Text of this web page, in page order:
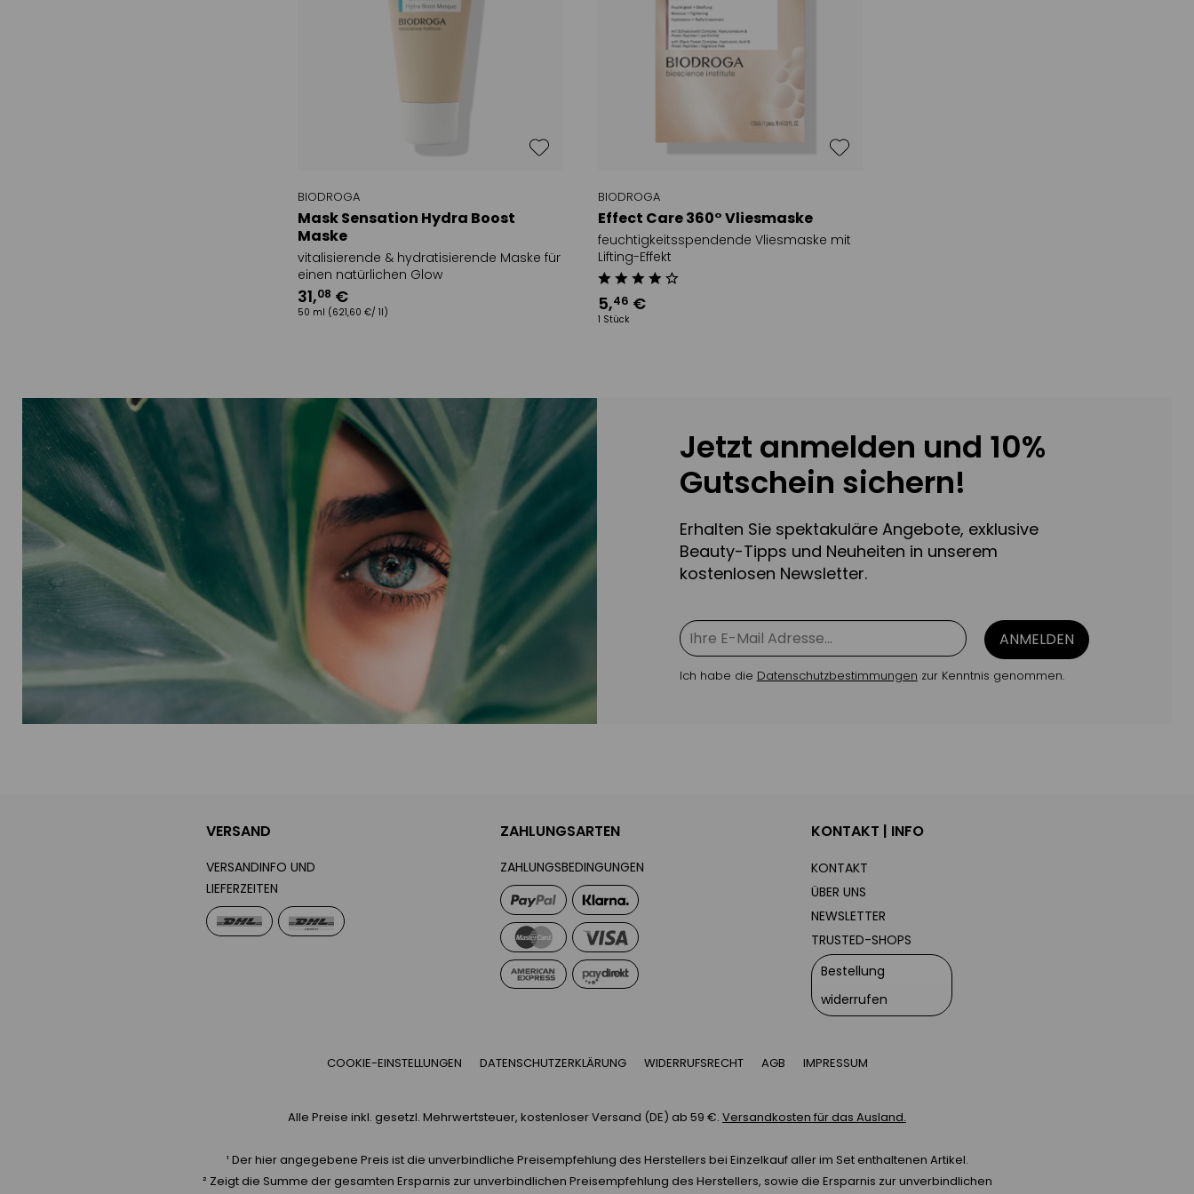
BIODROGA
Mask Sensation Hydra Boost
Maske
vitalisierende & hydratisierende Maske für
einen natürlichen Glow
31,08 €
50 ml (621,60 €/ 1l)
BIODROGA
Effect Care 360° Vliesmaske
feuchtigkeitsspendende Vliesmaske mit
Lifting-Effekt
5,46 €
1 Stück
Jetzt anmelden und 10%
Gutschein sichern!
Erhalten Sie spektakuläre Angebote, exklusive
Beauty-Tipps und Neuheiten in unserem
kostenlosen Newsletter.
ANMELDEN
Ich habe die Datenschutzbestimmungen zur Kenntnis genommen.
VERSAND
VERSANDINFO UND
LIEFERZEITEN
ZAHLUNGSARTEN
ZAHLUNGSBEDINGUNGEN
KONTAKT | INFO
KONTAKT
ÜBER UNS
NEWSLETTER
TRUSTED-SHOPS
Bestellung
widerrufen
COOKIE-EINSTELLUNGEN DATENSCHUTZERKLÄRUNG WIDERRUFSRECHT AGB IMPRESSUM
Alle Preise inkl. gesetzl. Mehrwertsteuer, kostenloser Versand (DE) ab 59 €. Versandkosten für das Ausland.
¹ Der hier angegebene Preis ist die unverbindliche Preisempfehlung des Herstellers bei Einzelkauf aller im Set enthaltenen Artikel.
² Zeigt die Summe der gesamten Ersparnis zur unverbindlichen Preisempfehlung des Herstellers, sowie die Ersparnis zur unverbindlichen